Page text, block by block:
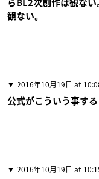
らBL2次創作は観な
観ない。
2016年10月19日 at
公式がこういう事す
2016年10月19日 at